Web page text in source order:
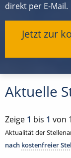
direkt per E-Mail.
Jetzt zur
Aktuelle
Zeige 1 bis 1 von
Aktualität der
nach kostenfreier